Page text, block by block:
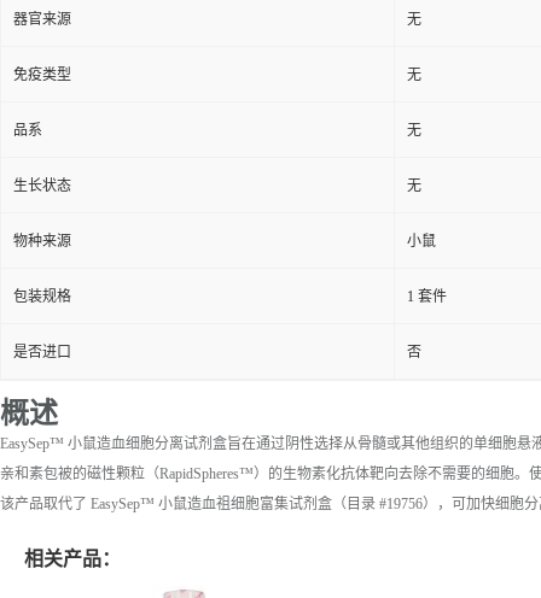
器官来源 无
免疫类型 无
品系 无
生长状态 无
物种来源 小鼠
包装规格 1 套件
是否进口 否
概述
EasySep™ 小鼠造血细胞分离试剂盒旨在通过阴性选择从骨髓或其他组织的单细胞悬
亲和素包被的磁性颗粒（RapidSpheres™）的生物素化抗体靶向去除不需要的细胞
该产品取代了 EasySep™ 小鼠造血祖细胞富集试剂盒（目录 #19756），可加快细胞
相关产品：